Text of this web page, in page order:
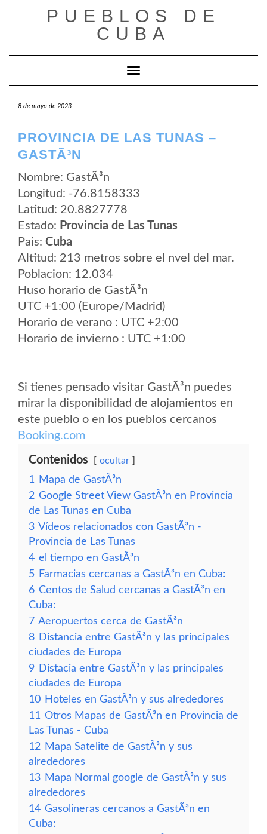
PUEBLOS DE
CUBA
Cambiar modo de navegación
8 de mayo de 2023
PROVINCIA DE LAS TUNAS –
GASTÃ³N
Nombre: GastÃ³n
Longitud: -76.8158333
Latitud: 20.8827778
Estado: Provincia de Las Tunas
Pais: Cuba
Altitud: 213 metros sobre el nvel del mar.
Poblacion: 12.034
Huso horario de GastÃ³n
UTC +1:00 (Europe/Madrid)
Horario de verano : UTC +2:00
Horario de invierno : UTC +1:00
Si tienes pensado visitar GastÃ³n puedes
mirar la disponibilidad de alojamientos en
este pueblo o en los pueblos cercanos
Booking.com
Contenidos ocultar
1
Mapa de GastÃ³n
2 Google Street View GastÃ³n en Provincia
de Las Tunas en Cuba
3 Vídeos relacionados con GastÃ³n -
Provincia de Las Tunas
4 el tiempo en GastÃ³n
5 Farmacias cercanas a GastÃ³n en Cuba:
6 Centos de Salud cercanas a GastÃ³n en
Cuba:
7 Aeropuertos cerca de GastÃ³n
8 Distancia entre GastÃ³n y las principales
ciudades de Europa
9 Distacia entre GastÃ³n y las principales
ciudades de Europa
10 Hoteles en GastÃ³n y sus alrededores
11 Otros Mapas de GastÃ³n en Provincia de
Las Tunas - Cuba
12 Mapa Satelite de GastÃ³n y sus
alrededores
13 Mapa Normal google de GastÃ³n y sus
alrededores
14 Gasolineras cercanos a GastÃ³n en
Cuba: